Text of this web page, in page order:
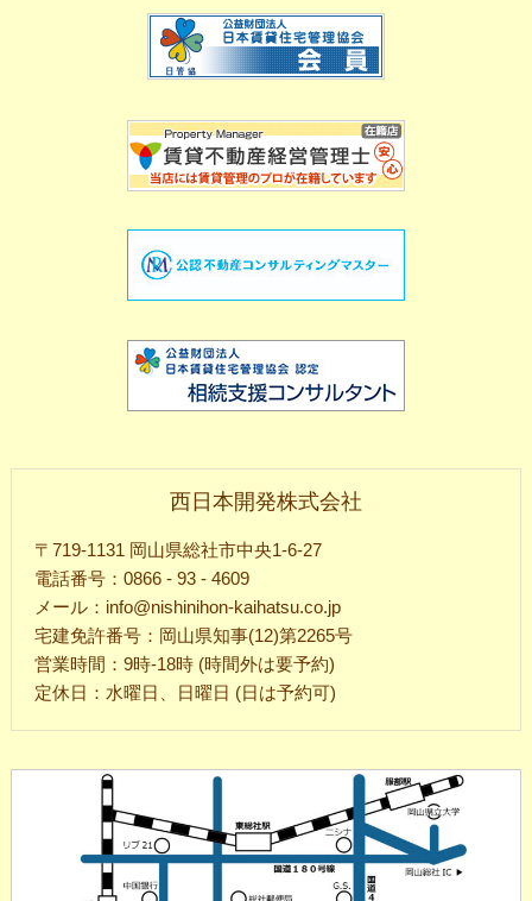
西日本開発株式会社
〒719-1131 岡山県総社市中央1-6-27
電話番号：0866 - 93 - 4609
メール：info@nishinihon-kaihatsu.co.jp
宅建免許番号：岡山県知事(12)第2265号
営業時間：9時-18時 (時間外は要予約)
定休日：水曜日、日曜日 (日は予約可)